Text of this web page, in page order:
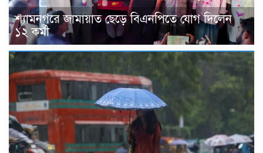
শ্যামনগরে জামায়াত ছেড়ে বিএনপিতে যোগ দিলেন
১২ কর্মী